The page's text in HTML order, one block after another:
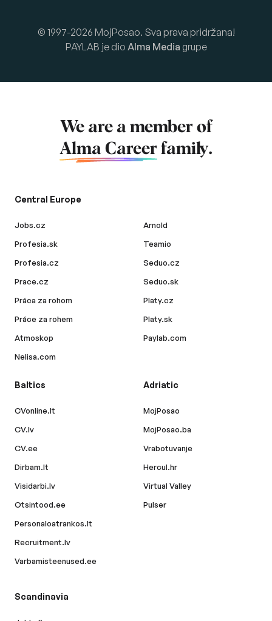
© 1997-2026 MojPosao. Sva prava pridržana!
PAYLAB je dio Alma Media grupe
We are a member of
Alma Career family.
Central Europe
Jobs.cz
Profesia.sk
Profesia.cz
Prace.cz
Práca za rohom
Práce za rohem
Atmoskop
Nelisa.com
Arnold
Teamio
Seduo.cz
Seduo.sk
Platy.cz
Platy.sk
Paylab.com
Baltics
CVonline.lt
CV.lv
CV.ee
Dirbam.lt
Visidarbi.lv
Otsintood.ee
Personaloatrankos.lt
Recruitment.lv
Varbamisteenused.ee
Adriatic
MojPosao
MojPosao.ba
Vrabotuvanje
Hercul.hr
Virtual Valley
Pulser
Scandinavia